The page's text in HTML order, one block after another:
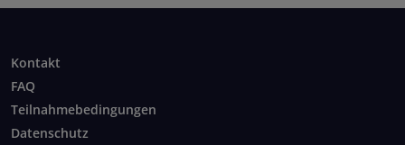
Kontakt
FAQ
Teilnahmebedingungen
Datenschutz